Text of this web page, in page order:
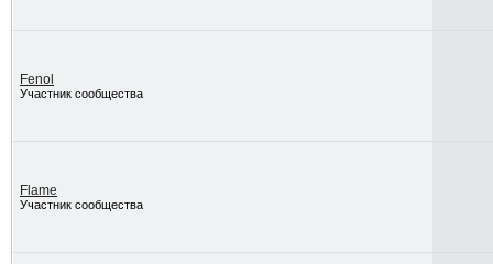
Fenol
Участник сообщества
Flame
Участник сообщества